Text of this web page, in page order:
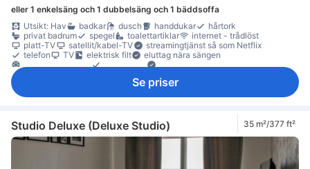
eller 1 enkelsäng och 1 dubbelsäng och 1 bäddsoffa
Utsikt: Hav
badkar dusch handdukar
hårtork
privat badrum
spegel toalettartiklar
internet - trådlöst
platt-TV
satellit/kabel-TV
streamingtjänst så som Netflix
telefon
TV elektrisk filt
eluttag nära sängen
balkong/terrass
Tillgängligt via trappor
Se priser
Studio Deluxe (Deluxe Studio) 35 m²/377 ft²